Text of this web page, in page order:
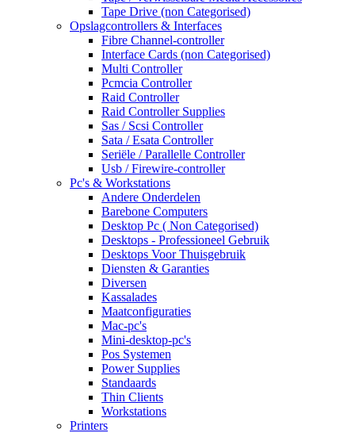
Tape Drive (non Categorised)
Opslagcontrollers & Interfaces
Fibre Channel-controller
Interface Cards (non Categorised)
Multi Controller
Pcmcia Controller
Raid Controller
Raid Controller Supplies
Sas / Scsi Controller
Sata / Esata Controller
Seriële / Parallelle Controller
Usb / Firewire-controller
Pc's & Workstations
Andere Onderdelen
Barebone Computers
Desktop Pc ( Non Categorised)
Desktops - Professioneel Gebruik
Desktops Voor Thuisgebruik
Diensten & Garanties
Diversen
Kassalades
Maatconfiguraties
Mac-pc's
Mini-desktop-pc's
Pos Systemen
Power Supplies
Standaards
Thin Clients
Workstations
Printers